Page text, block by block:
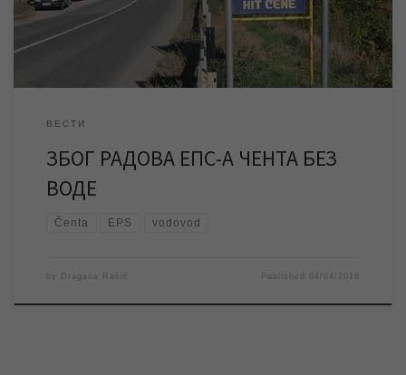
тих разлога у наведеном временском периоду биће
обустављено […]
ВЕСТИ
ЗБОГ РАДОВА ЕПС-А ЧЕНТА БЕЗ
ВОДЕ
Čenta EPS vodovod
by Dragana Rašić Published 04/04/2016